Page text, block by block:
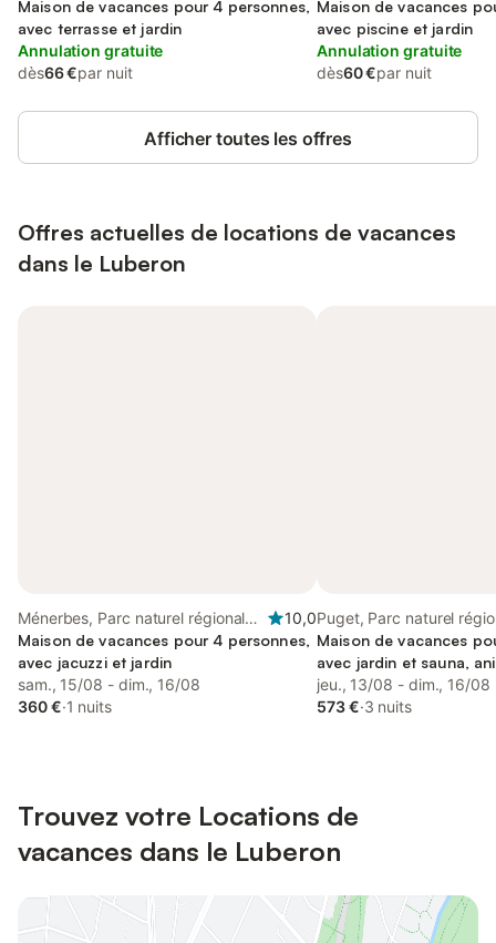
Luberon
Maison de vacances pour 4 personnes,
avec terrasse et jardin
Annulation gratuite
dès66 €par nuit
Luberon
Maison de vacances
avec piscine et jardin
Annulation gratuite
dès60 €par nuit
Afficher toutes les offres
Offres actuelles de locations de vacances
dans le Luberon
Ménerbes, Parc naturel régional
du Luberon
10,0
Maison de vacances pour 4 personnes,
avec jacuzzi et jardin
sam., 15/08 - dim., 16/08
360 €·1 nuits
Puget, Parc naturel
Maison de vacances
avec jardin et sauna,
jeu., 13/08 - dim., 16/08
573 €·3 nuits
Trouvez votre Locations de
vacances dans le Luberon